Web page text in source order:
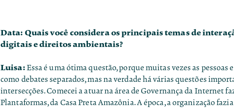
Data: Quais você considera os principais temas de
digitais e direitos ambientais?
Luisa: Essa é uma ótima questão, porque muitas vezes as pessoas
como debates separados, mas na verdade há várias questões
intersecções. Comecei a atuar na área de Governança da Internet
Plantaformas, da Casa Preta Amazônia. A época, a organização